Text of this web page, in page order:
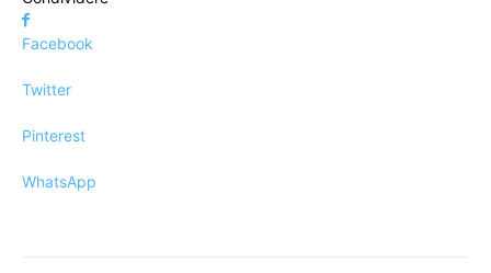
Facebook
Twitter
Pinterest
WhatsApp